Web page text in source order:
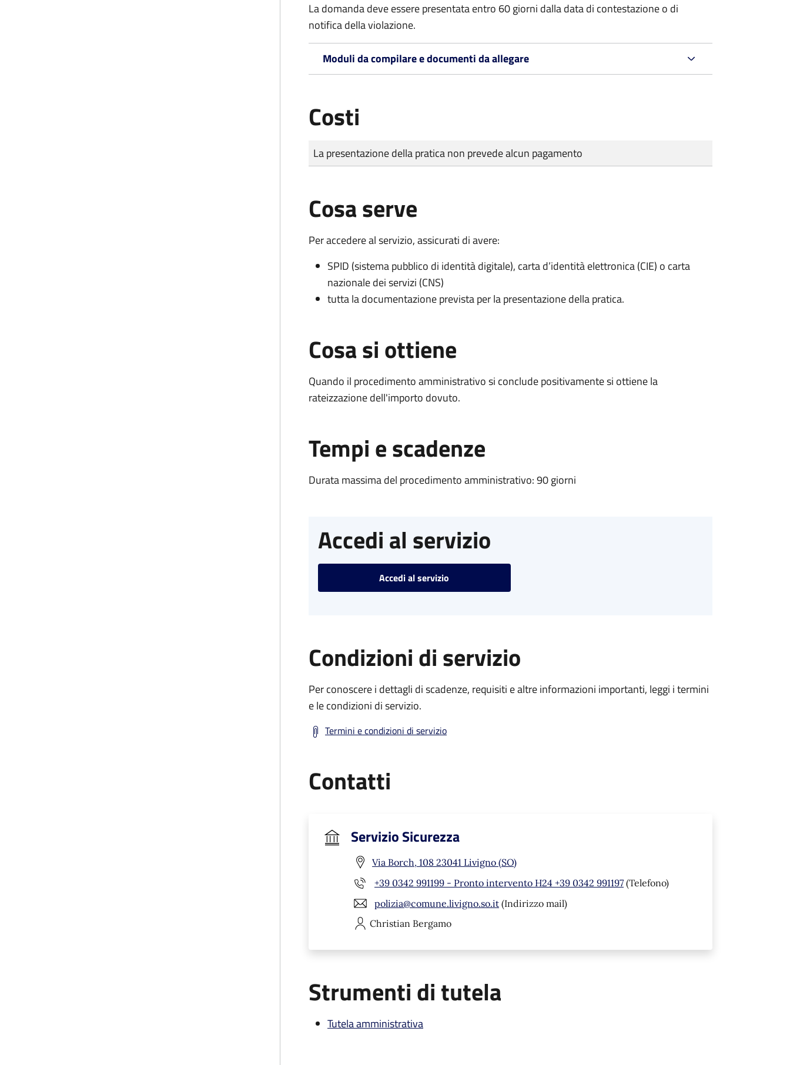
La domanda deve essere presentata entro 60 giorni dalla data di contestazione o di
notifica della violazione.
Moduli da compilare e documenti da allegare
Costi
Tipo di pagamento
Importo
La presentazione della pratica non prevede alcun pagamento
Cosa serve
Per accedere al servizio, assicurati di avere:
SPID (sistema pubblico di identità digitale), carta d’identità elettronica (CIE) o carta
nazionale dei servizi (CNS)
tutta la documentazione prevista per la presentazione della pratica.
Cosa si ottiene
Quando il procedimento amministrativo si conclude positivamente si ottiene la
rateizzazione dell'importo dovuto.
Tempi e scadenze
Durata massima del procedimento amministrativo: 90 giorni
Accedi al servizio
Accedi al servizio
Condizioni di servizio
Per conoscere i dettagli di scadenze, requisiti e altre informazioni importanti, leggi i termini
e le condizioni di servizio.
Termini e condizioni di servizio
Contatti
Servizio Sicurezza
Via Borch, 108 23041 Livigno (SO)
+39 0342 991199 - Pronto intervento H24 +39 0342 991197 (Telefono)
polizia@comune.livigno.so.it (Indirizzo mail)
Christian Bergamo
Strumenti di tutela
Tutela amministrativa